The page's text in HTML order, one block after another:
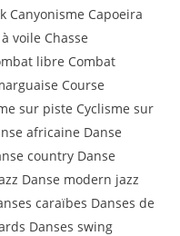
Canyonisme Capoeira
voile Chasse
libre Combat
Course
sur piste Cyclisme sur
africaine Danse
country Danse
Danse modern jazz
caraïbes Danses de
Danses swing